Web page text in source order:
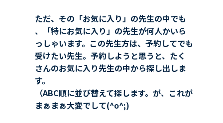
ただ、その「お気に入り」の先生の中でも
、「特にお気に入り」の先生が何人かいら
っしゃいます。この先生方は、予約してでも
受けたい先生。予約しようと思うと、たく
さんのお気に入り先生の中から探し出しま
す。
（ABC順に並び替えて探します。が、これが
まぁまぁ大変でして(^o^;)